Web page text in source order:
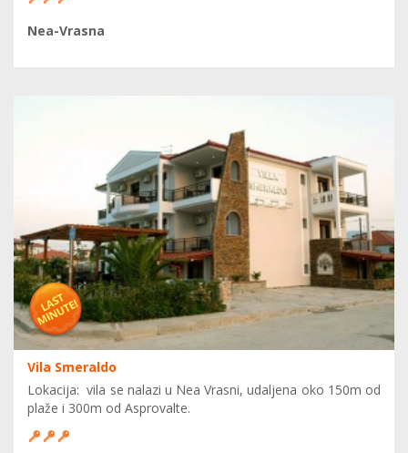
Nea-Vrasna
Vila Smeraldo
Lokacija: vila se nalazi u Nea Vrasni, udaljena oko 150m od
plaže i 300m od Asprovalte.